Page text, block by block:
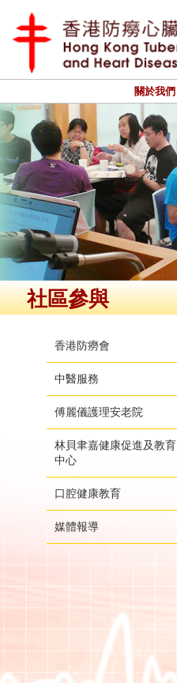
關於我們
社區參與
香港防癆會
中醫服務
傅麗儀護理安老院
林貝聿嘉健康促進及教育
中心
口腔健康教育
媒體報導